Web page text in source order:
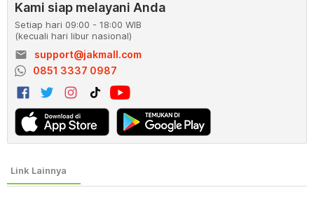
Kami siap melayani Anda
Setiap hari 09:00 - 18:00 WIB
(kecuali hari libur nasional)
email
support@jakmall.com
0851 3337 0987